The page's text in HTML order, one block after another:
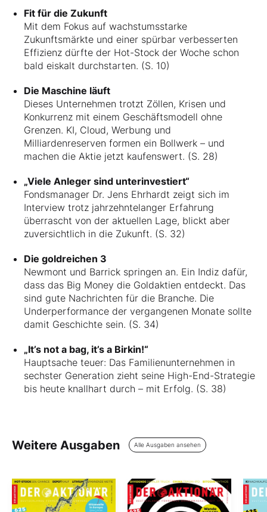
Fit für die Zukunft
Mit dem Fokus auf wachstumsstarke
Zukunftsmärkte und einer spürbar verbesserten
Effizienz dürfte der Hot-Stock der Woche schon
bald eiskalt durchstarten. (S. 10)
Die Maschine läuft
Dieses Unternehmen trotzt Zöllen, Krisen und
Konkurrenz mit einem Geschäftsmodell ohne
Grenzen. KI, Cloud, Werbung und
Milliardenreserven formen ein Bollwerk – und
machen die Aktie jetzt kaufenswert. (S. 28)
„Viele Anleger sind unterinvestiert“
Fondsmanager Dr. Jens Ehrhardt zeigt sich im
Interview trotz jahrzehntelanger Erfahrung
überrascht von der aktuellen Lage, blickt aber
zuversichtlich in die Zukunft. (S. 32)
Die goldreichen 3
Newmont und Barrick springen an. Ein Indiz dafür,
dass das Big Money die Goldaktien entdeckt. Das
sind gute Nachrichten für die Branche. Die
Underperformance der vergangenen Monate sollte
damit Geschichte sein. (S. 34)
„It’s not a bag, it’s a Birkin!“
Hauptsache teuer: Das Familienunternehmen in
sechster Generation zieht seine High-End-Strategie
bis heute knallhart durch – mit Erfolg. (S. 38)
Weitere Ausgaben Alle Ausgaben ansehen